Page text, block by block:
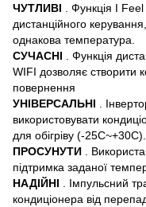
ЧУТЛИВІ . Функція I
дистанційного
однакова температура.
СУЧАСНІ . Функція
WIFI дозволяє створити
повернення
УНІВЕРСАЛЬНІ .
використовувати
для обігріву (-25С~+30С).
ПРОСУНУТИ .
підтримка заданої
НАДІЙНІ . Імпульсний
кондиціонера від